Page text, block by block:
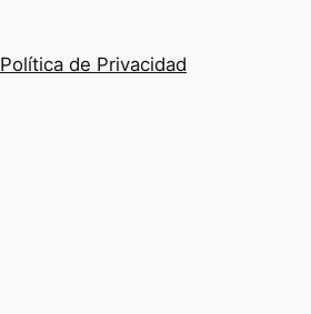
Política de Privacidad